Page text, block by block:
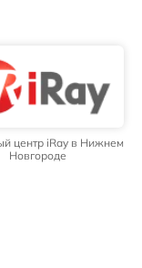
центр iRay в Нижнем
Новгороде